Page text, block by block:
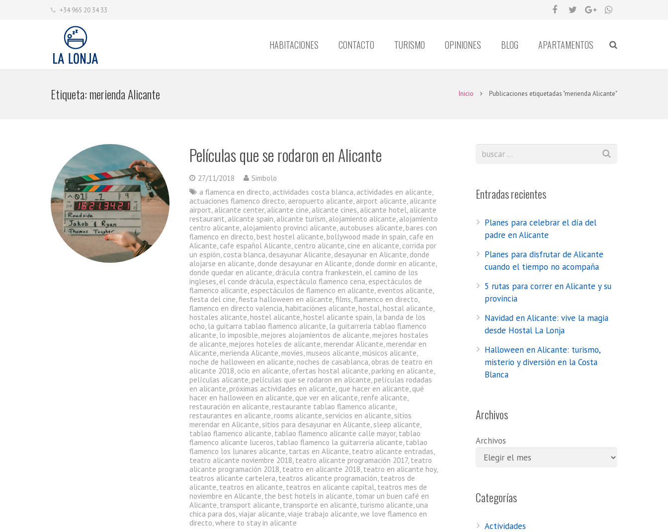
+34 965 20 34 33
HABITACIONES CONTACTO TURISMO OPINIONES BLOG APARTAMENTOS
Etiqueta:merienda Alicante Inicio Publicaciones etiquetadas "merienda Alicante"
Películas que se rodaron en Alicante
27/11/2018
Simbolo
a flamenca en directo, actividades costa blanca, actividades en alicante,
actuaciones flamenco directo, aeropuerto alicante, airport alicante, alicante
airport, alicante center, alicante cine, alicante cines, alicante hotel, alicante
restaurant, alicante spain, alicante turism, alojamiento alicante, alojamiento
centro alicante, alojamiento provinci alicante, autobuses alicante, bares con
flamenco en directo, best hostel alicante, bollywood made in spain, cafe en
Alicante, cafe español Alicante, centro alicante, cine en alicante, corrida por
un espión, costa blanca, desayunar Alicante, desayunar en Alicante, donde
alojarse en alicante, donde desayunar en Alicante, donde dormir en alicante,
donde quedar en alicante, drácula contra frankestein, el camino de los
ingleses, el conde drácula, espectáculo flamenco cena, espectáculos de
flamenco alicante, espectáculos de flamenco en alicante, eventos alicante,
fiesta del cine,fiesta halloween en alicante,films,flamenco en directo,
flamenco en directo valencia, habitaciónes alicante, hostal, hostal alicante,
hostales alicante, hostel alicante, hostel alicante spain, la banda de los
ocho, la guitarra tablao flamenco alicante, la guitarreria tablao flamenco
alicante, lo imposible, mejores alojamientos de alicante, mejores hostales
de alicante, mejores hoteles de alicante, merendar Alicante, merendar en
Alicante, merienda Alicante, movies, museos alicante, músicos alicante,
noche de halloween en alicante, noches de casablanca, obras de teatro en
alicante 2018, ocio en alicante, ofertas hostal alicante, parking en alicante,
películas alicante, películas que se rodaron en alicante, películas rodadas
en alicante, próximas actividades en alicante, que hacer en alicante, qué
hacer en halloween en alicante, que ver en alicante, renfe alicante,
restauración en alicante, restaurante tablao flamenco alicante,
restaurantes en alicante, rooms alicante, servicios en alicante, sitios
merendar en Alicante, sitios para desayunar en Alicante, sleep alicante,
tablao flamenco alicante, tablao flamenco alicante calle mayor, tablao
flamenco alicante luceros, tablao flamenco la guitarreria alicante, tablao
flamenco los lunares alicante, tartas en Alicante, teatro alicante entradas,
teatro alicante noviembre 2018, teatro alicante programación 2017, teatro
alicante programación 2018, teatro en alicante 2018, teatro en alicante hoy,
teatros alicante cartelera, teatros alicante programación, teatros de
alicante, teatros en alicante, teatros en alicante capital, teatros mes de
noviembre en Alicante, the best hotels in alicante, tomar un buen café en
Alicante, transport alicante, transporte en alicante, turismo alicante, una
chica para dos,viajar alicante,viaje trabajo alicante,we love flamenco en
directo,where to stay in alicante
Entradas recientes
Planes para celebrar el día del
padre en Alicante
Planes para disfrutar de Alicante
cuando el tiempo no acompaña
5 rutas para correr en Alicante y su
provincia
Navidad en Alicante: vive la magia
desde Hostal La Lonja
Halloween en Alicante: turismo,
misterio y diversión en la Costa
Blanca
Archivos
Archivos
Categorías
Actividades